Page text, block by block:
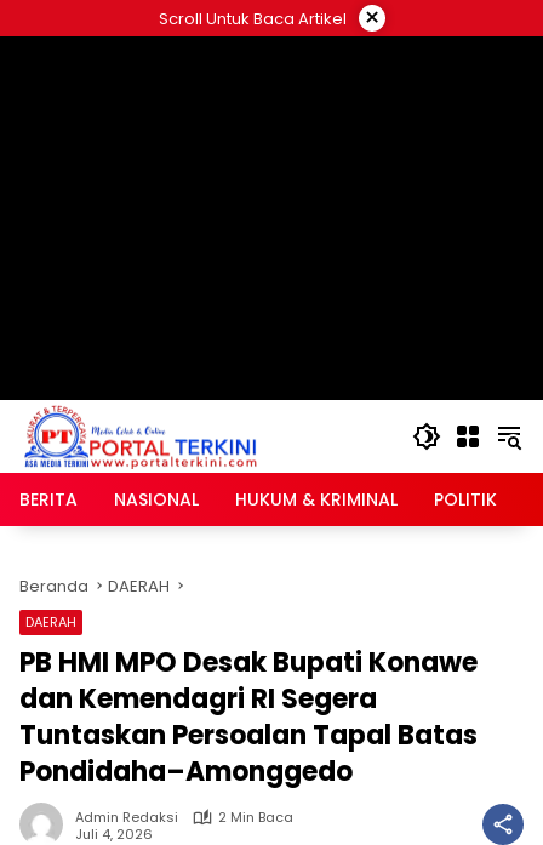
ke
Scroll Untuk Baca Artikel ×
BERITA NASIONAL HUKUM & KRIMINAL POLITIK
Beranda DAERAH
DAERAH
PB HMI MPO Desak Bupati Konawe
dan Kemendagri RI Segera
Tuntaskan Persoalan Tapal Batas
Pondidaha–Amonggedo
Admin Redaksi
2 Min Baca
Juli 4, 2026